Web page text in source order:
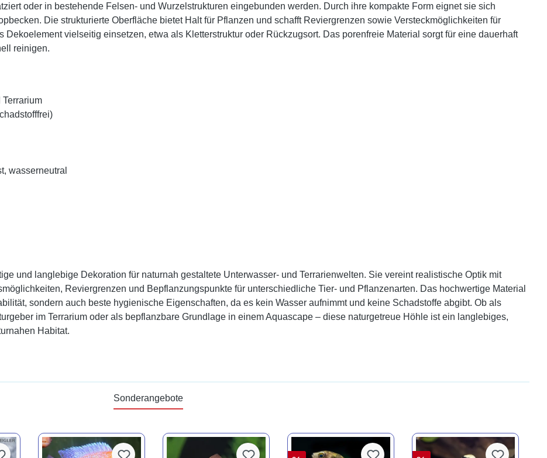
oder in bestehende Felsen- und Wurzelstrukturen eingebunden werden. Durch ihre kompakte Form eignet sie sich
Die strukturierte Oberfläche bietet Halt für Pflanzen und schafft Reviergrenzen sowie Versteckmöglichkeiten für
Dekoelement vielseitig einsetzen, etwa als Kletterstruktur oder Rückzugsort. Das porenfreie Material sorgt für eine dauerhaft
reinigen.
wasserneutral
und langlebige Dekoration für naturnah gestaltete Unterwasser- und Terrarienwelten. Sie vereint realistische Optik mit
Reviergrenzen und Bepflanzungspunkte für unterschiedliche Tier- und Pflanzenarten. Das hochwertige Material
sondern auch beste hygienische Eigenschaften, da es kein Wasser aufnimmt und keine Schadstoffe abgibt. Ob als
im Terrarium oder als bepflanzbare Grundlage in einem Aquascape – diese naturgetreue Höhle ist ein langlebiges,
Habitat.
Sonderangebote